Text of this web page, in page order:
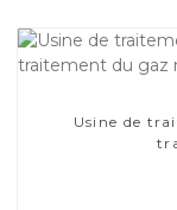
Usine de